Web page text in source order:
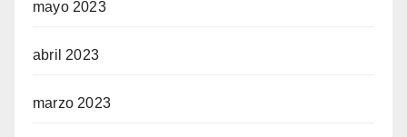
mayo 2023
abril 2023
marzo 2023